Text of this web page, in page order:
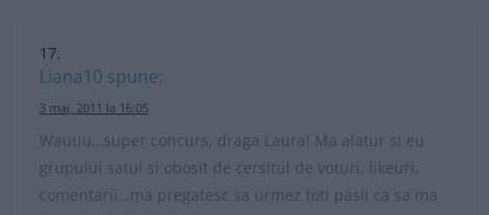
Liana10 spune:
3 mai, 2011 la 16:05
Wauuu…super concurs, draga Laura! Ma alatur si eu
grupului satul si obosit de cersitul de voturi, likeuri,
comentarii…ma pregatesc sa urmez toti pasii ca sa ma